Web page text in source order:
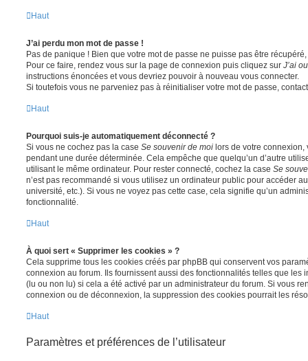
Haut
J’ai perdu mon mot de passe !
Pas de panique ! Bien que votre mot de passe ne puisse pas être
Pour ce faire, rendez vous sur la page de connexion puis cliquez sur J’ai
instructions énoncées et vous devriez pouvoir à nouveau vous connecter.
Si toutefois vous ne parveniez pas à réinitialiser votre mot de passe,
Haut
Pourquoi suis-je automatiquement déconnecté ?
Si vous ne cochez pas la case Se souvenir de moi lors de votre connexion,
pendant une durée déterminée. Cela empêche que quelqu’un d’autre
utilisant le même ordinateur. Pour rester connecté, cochez la case Se
n’est pas recommandé si vous utilisez un ordinateur public pour accéder
université, etc.). Si vous ne voyez pas cette case, cela signifie qu’un
fonctionnalité.
Haut
À quoi sert « Supprimer les cookies » ?
Cela supprime tous les cookies créés par phpBB qui conservent vos
connexion au forum. Ils fournissent aussi des fonctionnalités telles que les
(lu ou non lu) si cela a été activé par un administrateur du forum. Si vous
connexion ou de déconnexion, la suppression des cookies pourrait les
Haut
Paramètres et préférences de l’utilisateur